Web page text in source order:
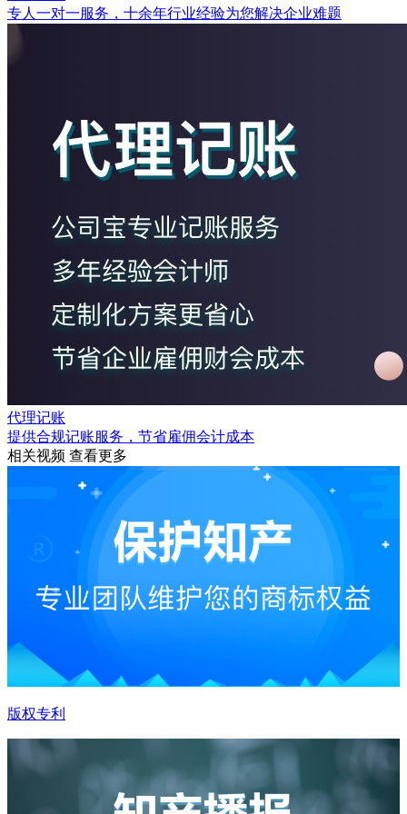
专人一对一服务，十余年行业经验为您解决企业难题
代理记账
提供合规记账服务，节省雇佣会计成本
相关视频 查看更多
版权专利